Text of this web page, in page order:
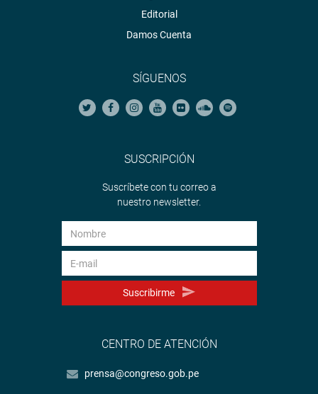
Editorial
Damos Cuenta
SÍGUENOS
SUSCRIPCIÓN
Suscríbete con tu correo a
nuestro newsletter.
Suscribirme
CENTRO DE ATENCIÓN
prensa@congreso.gob.pe